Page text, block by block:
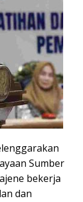
Sumber
bekerja
dan